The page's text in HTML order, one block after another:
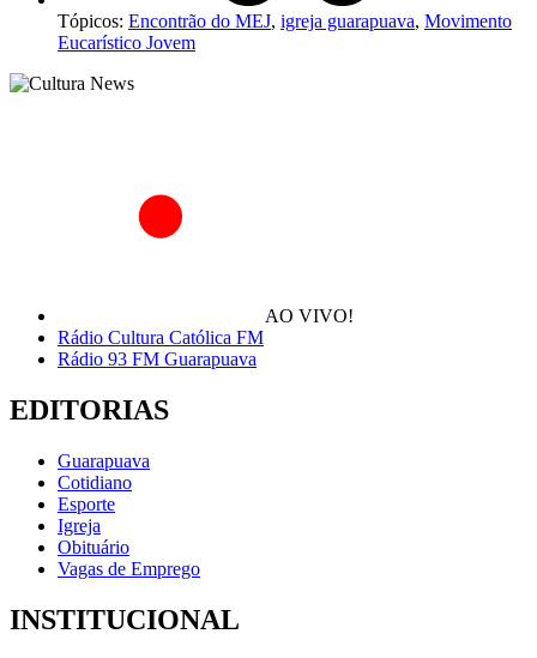
Tópicos: Encontrão do MEJ, igreja guarapuava, Movimento
Eucarístico Jovem
AO VIVO!
Rádio Cultura Católica FM
Rádio 93 FM Guarapuava
EDITORIAS
Guarapuava
Cotidiano
Esporte
Igreja
Obituário
Vagas de Emprego
INSTITUCIONAL